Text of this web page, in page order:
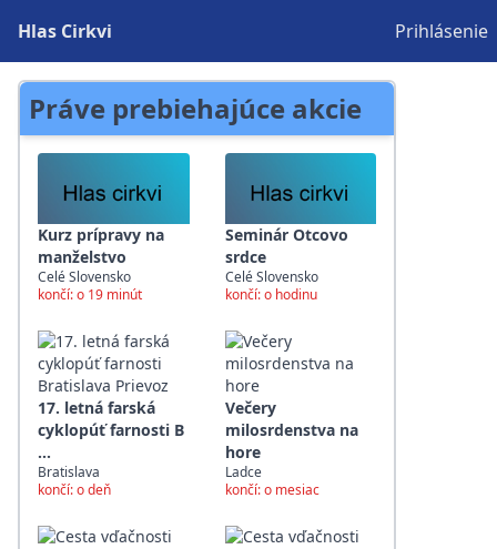
Hlas Cirkvi Prihlásenie
Práve prebiehajúce akcie
Kurz prípravy na
manželstvo
Celé Slovensko
končí: o 19 minút
Seminár Otcovo
srdce
Celé Slovensko
končí: o hodinu
17. letná farská
cyklopúť farnosti B
...
Bratislava
končí: o deň
Večery
milosrdenstva na
hore
Ladce
končí: o mesiac